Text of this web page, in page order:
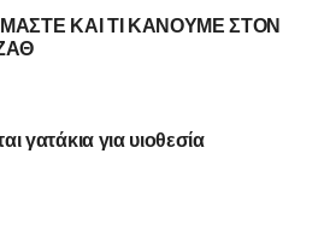
ΚΑΙ ΤΙ ΚΑΝΟΥΜΕ ΣΤΟΝ
γατάκια για υιοθεσία